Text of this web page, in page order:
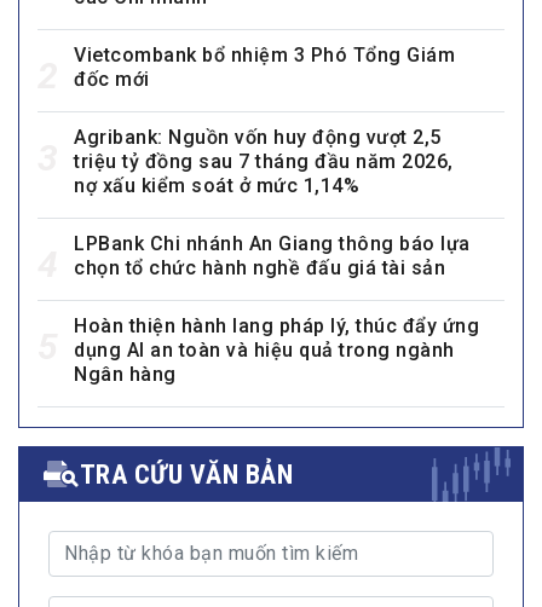
Vietcombank bổ nhiệm 3 Phó Tổng Giám
đốc mới
Agribank: Nguồn vốn huy động vượt 2,5
triệu tỷ đồng sau 7 tháng đầu năm 2026,
nợ xấu kiểm soát ở mức 1,14%
LPBank Chi nhánh An Giang thông báo lựa
chọn tổ chức hành nghề đấu giá tài sản
Hoàn thiện hành lang pháp lý, thúc đẩy ứng
dụng AI an toàn và hiệu quả trong ngành
Ngân hàng
TRA CỨU VĂN BẢN